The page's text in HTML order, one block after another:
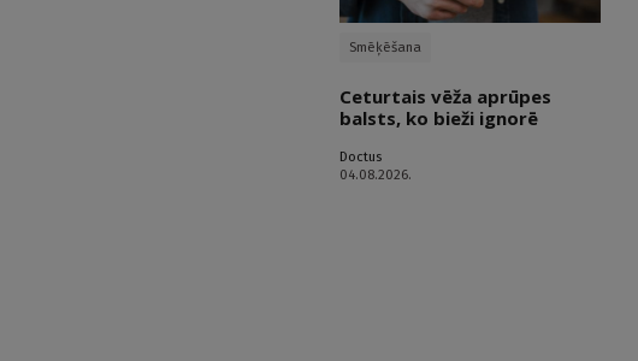
Smēķēšana
Ceturtais vēža aprūpes
balsts, ko bieži ignorē
Doctus
04.08.2026.